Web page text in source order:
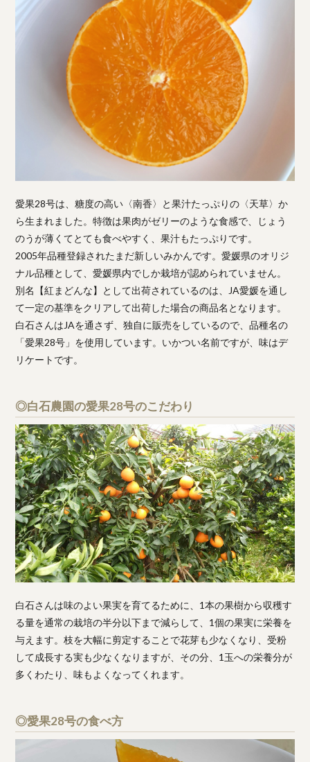
愛果28号は、糖度の高い〈南香〉と果汁たっぷりの〈天草〉か
ら生まれました。特徴は果肉がゼリーのような食感で、じょう
のうが薄くてとても食べやすく、果汁もたっぷりです。
2005年品種登録されたまだ新しいみかんです。愛媛県のオリジ
ナル品種として、愛媛県内でしか栽培が認められていません。
別名【紅まどんな】として出荷されているのは、JA愛媛を通し
て一定の基準をクリアして出荷した場合の商品名となります。
白石さんはJAを通さず、独自に販売をしているので、品種名の
「愛果28号」を使用しています。いかつい名前ですが、味はデ
リケートです。
◎白石農園の愛果28号のこだわり
白石さんは味のよい果実を育てるために、1本の果樹から収穫す
る量を通常の栽培の半分以下まで減らして、1個の果実に栄養を
与えます。枝を大幅に剪定することで花芽も少なくなり、受粉
して成長する実も少なくなりますが、その分、1玉への栄養分が
多くわたり、味もよくなってくれます。
◎愛果28号の食べ方